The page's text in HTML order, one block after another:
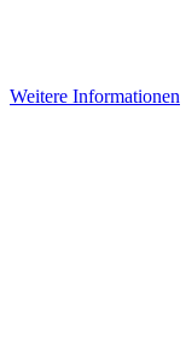
Weitere Informationen